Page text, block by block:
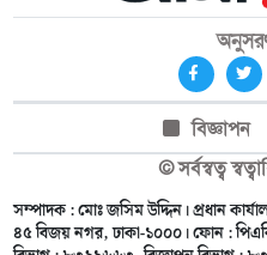
বিজ্ঞাপন
© সর্বস্বত্ব
সম্পাদক : মোঃ জসিম উদ্দিন। প্রধান
৪৫ বিজয় নগর, ঢাকা-১০০০। ফোন :